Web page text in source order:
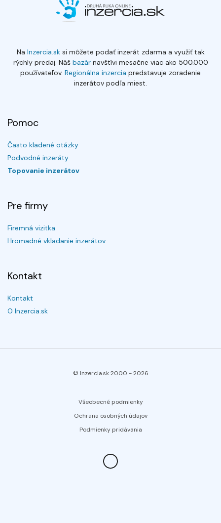
Na Inzercia.sksi môžete podať inzerát zdarma a využiť tak
rýchly predaj. Náš bazárnavštívi mesačne viac ako 500.000
používateľov. Regionálna inzercia predstavuje zoradenie
inzerátov podľa miest.
Pomoc
Často kladené otázky
Podvodné inzeráty
Topovanie inzerátov
Pre firmy
Firemná vizitka
Hromadné vkladanie inzerátov
Kontakt
Kontakt
O Inzercia.sk
© Inzercia.sk 2000 -2026
Všeobecné podmienky
Ochrana osobných údajov
Podmienky pridávania